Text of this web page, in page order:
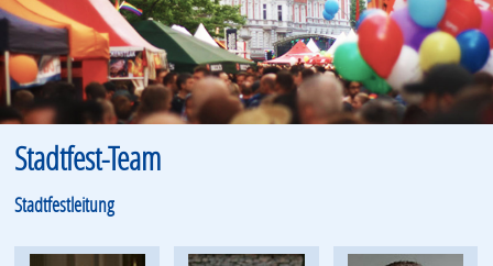
Stadtfest-Team
Stadtfestleitung